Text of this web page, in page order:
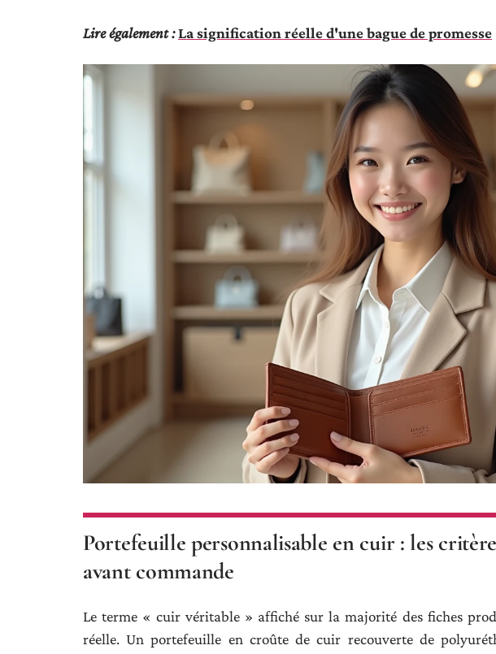
Lire également :La signification réelle d'une bague de promesse
Portefeuille personnalisable en cuir : les
avant commande
Le terme « cuir véritable » affiché sur la majorité des fiches
réelle. Un portefeuille en croûte de cuir recouverte de